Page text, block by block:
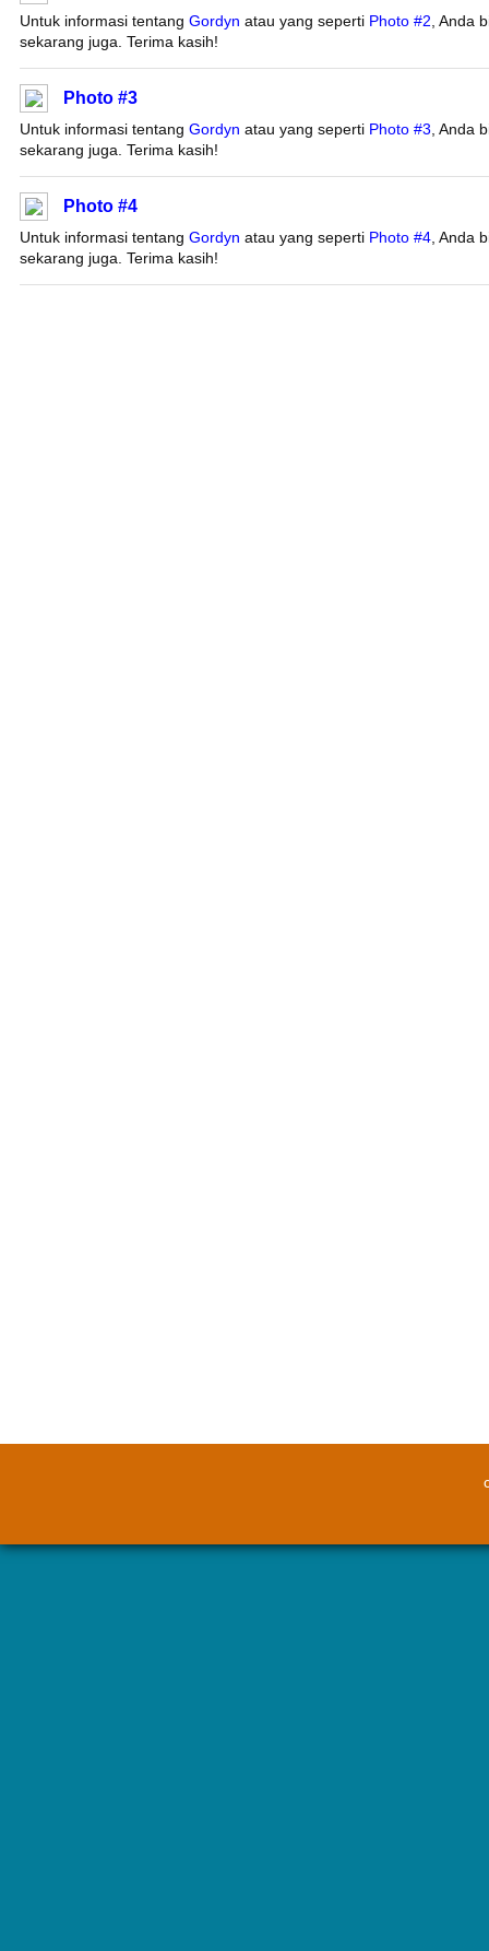
Untuk informasi tentang Gordyn atau yang seperti Photo #2 , Anda
sekarang juga. Terima kasih!
Photo #3
Untuk informasi tentang Gordyn atau yang seperti Photo #3 , Anda
sekarang juga. Terima kasih!
Photo #4
Untuk informasi tentang Gordyn atau yang seperti Photo #4 , Anda
sekarang juga. Terima kasih!